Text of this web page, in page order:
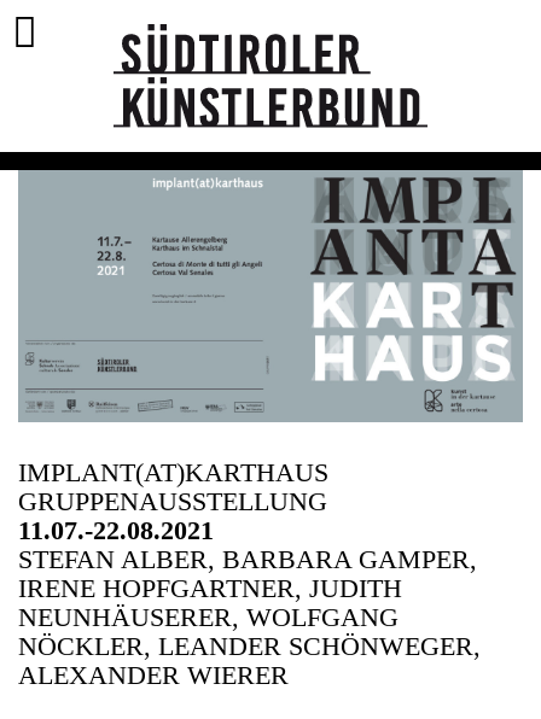
IMPLANT(AT)KARTHAUS
GRUPPENAUSSTELLUNG
11.07.-22.08.2021
STEFAN ALBER, BARBARA GAMPER,
IRENE HOPFGARTNER, JUDITH
NEUNHÄUSERER, WOLFGANG
NÖCKLER, LEANDER SCHÖNWEGER,
ALEXANDER WIERER